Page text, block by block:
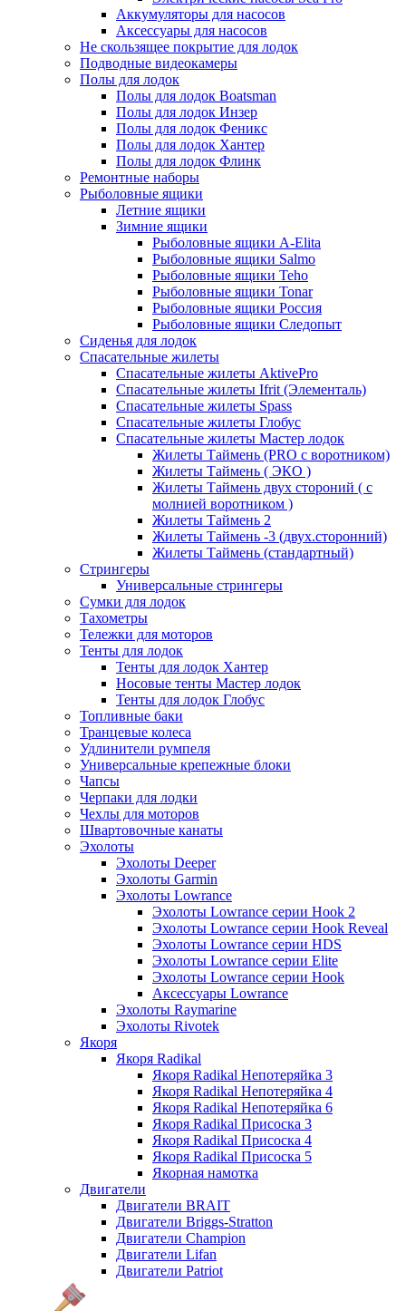
Аккумуляторы для насосов
Аксессуары для насосов
Не скользящее покрытие для лодок
Подводные видеокамеры
Полы для лодок
Полы для лодок Boatsman
Полы для лодок Инзер
Полы для лодок Феникс
Полы для лодок Хантер
Полы для лодок Флинк
Ремонтные наборы
Рыболовные ящики
Летние ящики
Зимние ящики
Рыболовные ящики A-Elita
Рыболовные ящики Salmo
Рыболовные ящики Teho
Рыболовные ящики Tonar
Рыболовные ящики Россия
Рыболовные ящики Следопыт
Сиденья для лодок
Спасательные жилеты
Спасательные жилеты AktivePro
Спасательные жилеты Ifrit (Элементаль)
Спасательные жилеты Spass
Спасательные жилеты Глобус
Спасательные жилеты Мастер лодок
Жилеты Таймень (PRO c воротником)
Жилеты Таймень ( ЭКО )
Жилеты Таймень двух стороний ( с
молнией воротником )
Жилеты Таймень 2
Жилеты Таймень -3 (двух.сторонний)
Жилеты Таймень (стандартный)
Стрингеры
Универсальные стрингеры
Сумки для лодок
Тахометры
Тележки для моторов
Тенты для лодок
Тенты для лодок Хантер
Носовые тенты Мастер лодок
Тенты для лодок Глобус
Топливные баки
Транцевые колеса
Удлинители румпеля
Универсальные крепежные блоки
Чапсы
Черпаки для лодки
Чехлы для моторов
Швартовочные канаты
Эхолоты
Эхолоты Deeper
Эхолоты Garmin
Эхолоты Lowrance
Эхолоты Lowrance серии Hook 2
Эхолоты Lowrance серии Hook Reveal
Эхолоты Lowrance серии HDS
Эхолоты Lowrance серии Elite
Эхолоты Lowrance серии Hook
Аксессуары Lowrance
Эхолоты Raymarine
Эхолоты Rivotek
Якоря
Якоря Radikal
Якоря Radikal Непотеряйка 3
Якоря Radikal Непотеряйка 4
Якоря Radikal Непотеряйка 6
Якоря Radikal Присоска 3
Якоря Radikal Присоска 4
Якоря Radikal Присоска 5
Якорная намотка
Двигатели
Двигатели BRAIT
Двигатели Briggs-Stratton
Двигатели Champion
Двигатели Lifan
Двигатели Patriot